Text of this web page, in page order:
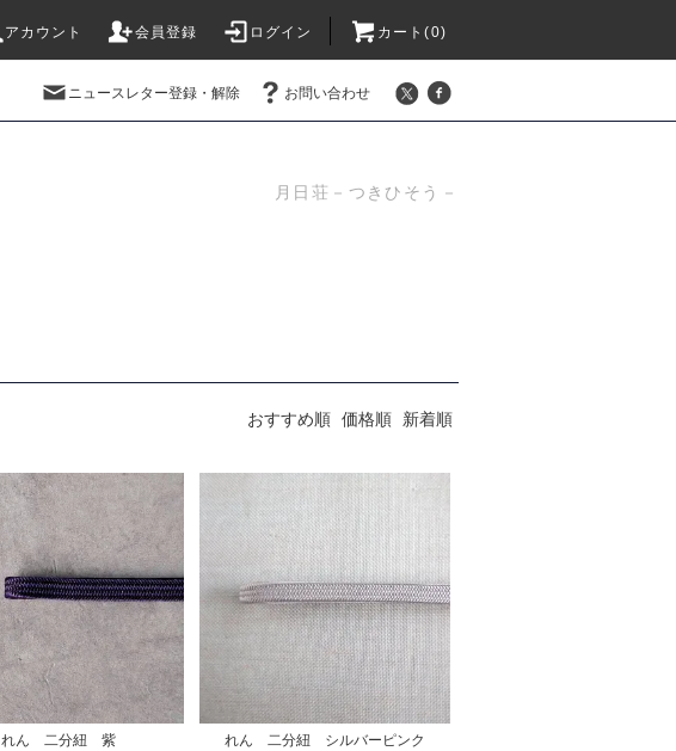
アカウント 会員登録 ログイン カート(0)
ニュースレター登録・解除 お問い合わせ
月日荘－つきひそう－
おすすめ順 価格順 新着順
れん 二分紐 紫
れん 二分紐 シルバーピンク